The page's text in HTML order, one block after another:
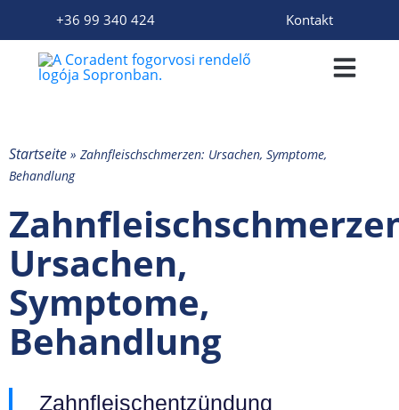
+36 99 340 424 Kontakt
Startseite » Zahnfleischschmerzen: Ursachen, Symptome,
Behandlung
Ursachen,
Symptome,
Behandlung
Zahnfleischentzündung